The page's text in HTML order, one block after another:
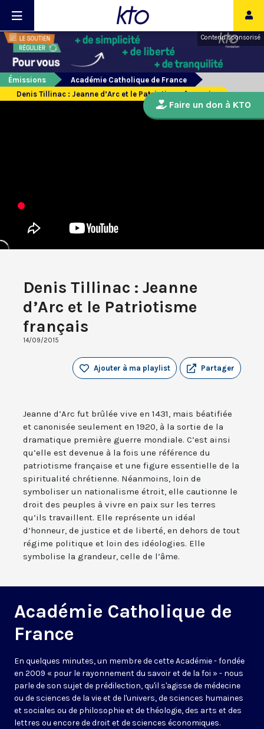
Contenu sponsorisé
Émissions
Académie Catholique de France
Denis Tillinac : Jeanne d’Arc et le Patriotisme français
Denis Tillinac : Jeanne
d’Arc et le Patriotisme
français
14/09/2015
Partager
Ajouter à ma playlist
Jeanne d’Arc fut brûlée vive en 1431, mais béatifiée
et canonisée seulement en 1920, à la sortie de la
dramatique première guerre mondiale. C’est ainsi
qu’elle est devenue à la fois une référence du
patriotisme française et une figure essentielle de la
spiritualité chrétienne. Néanmoins, loin de
symboliser un nationalisme étroit, elle cautionne le
droit des peuples à vivre en paix sur les terres
qu’ils travaillent. Elle représente un idéal
d’honneur, de justice et de liberté, en dehors de tout
régime politique et loin des idéologies. Elle
symbolise la grandeur, celle de l’âme.
Académie Catholique de
France
En quelques minutes, un membre de cette Académie - fondée
en 2009 « pour le rayonnement du savoir et de la foi » - nous
parle de son sujet de prédilection, qu'il s'agisse de médecine
ou de sciences de la vie et de l'univers, de sciences humaines
et sociales ou de philosophie et de théologie, des arts et des
lettres ou encore de droit et de sciences économiques.
Faire un don à KTO